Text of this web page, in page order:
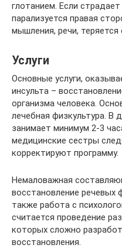
глотанием. Если
парализуется правая
мышления, речи,
Услуги
Основные услуги,
инсульта –
организма человека.
лечебная физкультура. В
занимает минимум 2-3
медицинские сестры
корректируют программу.
Немаловажная
восстановление речевых
также работа с
считается проведение
которых сложно
восстановления.